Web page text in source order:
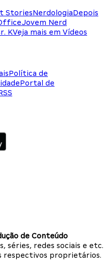
StoriesNerdologiaDepois
Jovem Nerd
KVeja mais em Vídeos
Política de
Portal de
de Conteúdo
séries, redes sociais e etc.
respectivos proprietários.